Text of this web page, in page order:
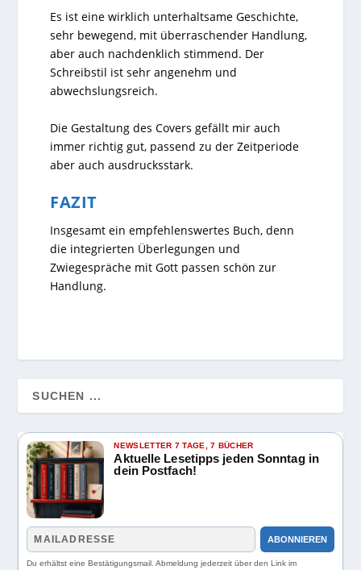
Es ist eine wirklich unterhaltsame Geschichte,
sehr bewegend, mit überraschender Handlung,
aber auch nachdenklich stimmend. Der
Schreibstil ist sehr angenehm und
abwechslungsreich.
Die Gestaltung des Covers gefällt mir auch
immer richtig gut, passend zu der Zeitperiode
aber auch ausdrucksstark.
FAZIT
Insgesamt ein empfehlenswertes Buch, denn
die integrierten Überlegungen und
Zwiegespräche mit Gott passen schön zur
Handlung.
NEWSLETTER 7 TAGE, 7 BÜCHER
Aktuelle Lesetipps jeden Sonntag in
dein Postfach!
ABONNIEREN
Du erhältst eine Bestätigungsmail. Abmeldung jederzeit über den Link im